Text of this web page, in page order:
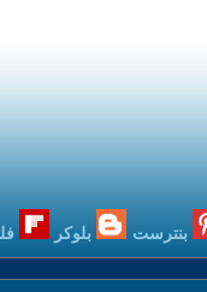
بنترست بلوكر